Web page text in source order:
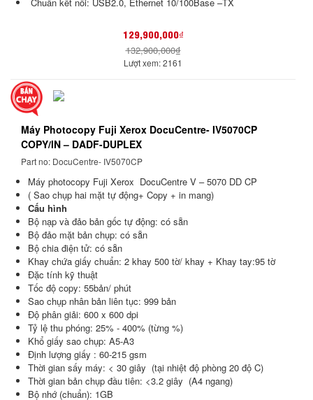
Chuẩn kết nối: USB2.0, Ethernet 10/100Base –TX
129,900,000₫
132,900,000₫
Lượt xem: 2161
Máy Photocopy Fuji Xerox DocuCentre- IV5070CP
COPY/IN – DADF-DUPLEX
Part no: DocuCentre- IV5070CP
Máy photocopy Fuji Xerox DocuCentre V – 5070 DD CP
( Sao chụp hai mặt tự động+ Copy + in mang)
Cấu hình
Bộ nạp và đảo bản gốc tự động: có sẵn
Bộ đảo mặt bản chụp: có sẵn
Bộ chia điện tử: có sẵn
Khay chứa giấy chuẩn: 2 khay 500 tờ/ khay + Khay tay:95 tờ
Đặc tính kỹ thuật
Tốc độ copy: 55bản/ phút
Sao chụp nhân bản liên tục: 999 bản
Độ phân giải: 600 x 600 dpi
Tỷ lệ thu phóng: 25% - 400% (từng %)
Khổ giấy sao chụp: A5-A3
Định lượng giấy : 60-215 gsm
Thời gian sấy máy: < 30 giây (tại nhiệt độ phòng 20 độ C)
Thời gian bản chụp đầu tiên: <3.2 giây (A4 ngang)
Bộ nhớ (chuẩn): 1GB